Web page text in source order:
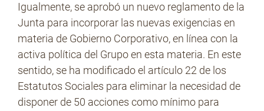
Igualmente, se aprobó un nuevo reglamento de la
Junta para incorporar las nuevas exigencias en
materia de Gobierno Corporativo, en línea con la
activa política del Grupo en esta materia. En este
sentido, se ha modificado el artículo 22 de los
Estatutos Sociales para eliminar la necesidad de
disponer de 50 acciones como mínimo para